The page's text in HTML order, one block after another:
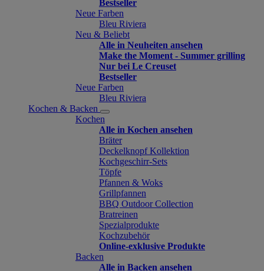
Bestseller
Neue Farben
Bleu Riviera
Neu & Beliebt
Alle in Neuheiten ansehen
Make the Moment - Summer grilling
Nur bei Le Creuset
Bestseller
Neue Farben
Bleu Riviera
Kochen & Backen
Kochen
Alle in Kochen ansehen
Bräter
Deckelknopf Kollektion
Kochgeschirr-Sets
Töpfe
Pfannen & Woks
Grillpfannen
BBQ Outdoor Collection
Bratreinen
Spezialprodukte
Kochzubehör
Online-exklusive Produkte
Backen
Alle in Backen ansehen